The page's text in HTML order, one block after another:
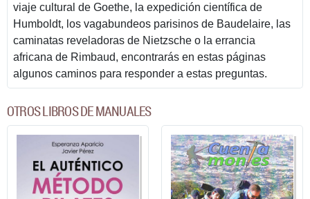
viaje cultural de Goethe, la expedición científica de
Humboldt, los vagabundeos parisinos de Baudelaire, las
caminatas reveladoras de Nietzsche o la errancia
africana de Rimbaud, encontrarás en estas páginas
algunos caminos para responder a estas preguntas.
OTROS LIBROS DE MANUALES